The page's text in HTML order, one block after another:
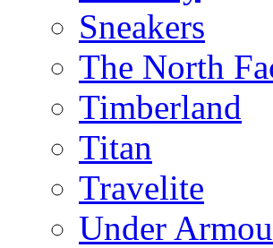
Sneakers
The North
Timberland
Titan
Travelite
Under